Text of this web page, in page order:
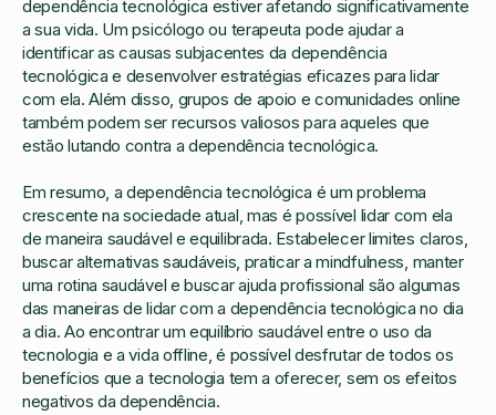
dependência tecnológica estiver afetando significativamente
a sua vida. Um psicólogo ou terapeuta pode ajudar a
identificar as causas subjacentes da dependência
tecnológica e desenvolver estratégias eficazes para lidar
com ela. Além disso, grupos de apoio e comunidades online
também podem ser recursos valiosos para aqueles que
estão lutando contra a dependência tecnológica.
Em resumo, a dependência tecnológica é um problema
crescente na sociedade atual, mas é possível lidar com ela
de maneira saudável e equilibrada. Estabelecer limites claros,
buscar alternativas saudáveis, praticar a mindfulness, manter
uma rotina saudável e buscar ajuda profissional são algumas
das maneiras de lidar com a dependência tecnológica no dia
a dia. Ao encontrar um equilíbrio saudável entre o uso da
tecnologia e a vida offline, é possível desfrutar de todos os
benefícios que a tecnologia tem a oferecer, sem os efeitos
negativos da dependência.